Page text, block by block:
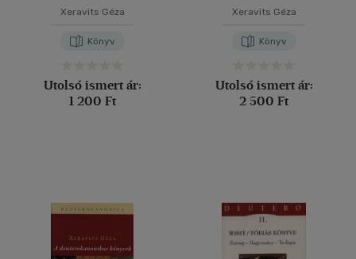
Xeravits Géza
Könyv
Utolsó ismert ár:
1 200 Ft
Xeravits Géza
Könyv
Utolsó ismert ár:
2 500 Ft